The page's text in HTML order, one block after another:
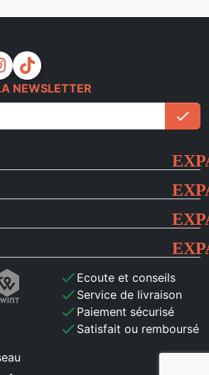
tiktok
NEWSLETTER
check
check Ecoute et conseils
check Service de livraison
check Paiement sécurisé
check Satisfait ou remboursé